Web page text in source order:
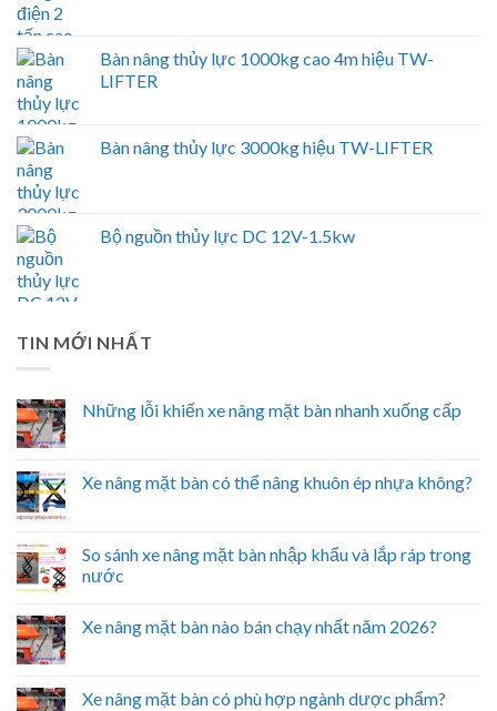
Bàn nâng thủy lực 1000kg cao 4m hiệu TW-
LIFTER
Bàn nâng thủy lực 3000kg hiệu TW-LIFTER
Bộ nguồn thủy lực DC 12V-1.5kw
TIN MỚI NHẤT
Những lỗi khiến xe nâng mặt bàn nhanh xuống cấp
Xe nâng mặt bàn có thể nâng khuôn ép nhựa không?
So sánh xe nâng mặt bàn nhập khẩu và lắp ráp trong
nước
Xe nâng mặt bàn nào bán chạy nhất năm 2026?
Xe nâng mặt bàn có phù hợp ngành dược phẩm?